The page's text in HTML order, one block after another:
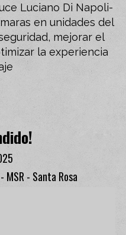
Luciano Di Napoli-
en unidades del
mejorar el
la experiencia
- Santa Rosa